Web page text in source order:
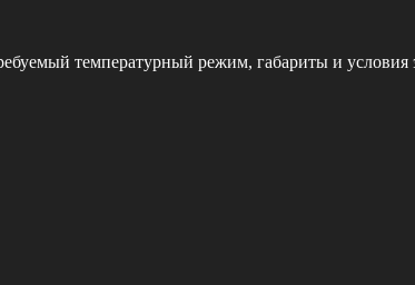
температурный режим, габариты и